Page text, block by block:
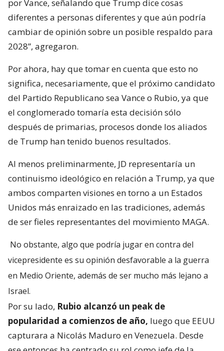
por Vance, señalando que Trump dice cosas
diferentes a personas diferentes y que aún podría
cambiar de opinión sobre un posible respaldo para
2028”, agregaron.
Por ahora, hay que tomar en cuenta que esto no
significa, necesariamente, que el próximo candidato
del Partido Republicano sea Vance o Rubio, ya que
el conglomerado tomaría esta decisión sólo
después de primarias, procesos donde los aliados
de Trump han tenido buenos resultados.
Al menos preliminarmente, JD representaría un
continuismo ideológico en relación a Trump, ya que
ambos comparten visiones en torno a un Estados
Unidos más enraizado en las tradiciones, además
de ser fieles representantes del movimiento MAGA.
No obstante, algo que podría jugar en contra del
vicepresidente es su opinión desfavorable a la guerra
en Medio Oriente, además de ser mucho más lejano a
Israel.
Por su lado, Rubio alcanzó un peak de
popularidad a comienzos de año, luego que EEUU
capturara a Nicolás Maduro en Venezuela. Desde